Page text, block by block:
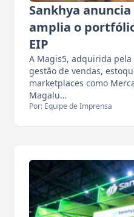
Sankhya anuncia
amplia o
EIP
A Magis5, adquirida pela
gestão de vendas,
marketplaces como
Magalu…
Por: Equipe de Imprensa